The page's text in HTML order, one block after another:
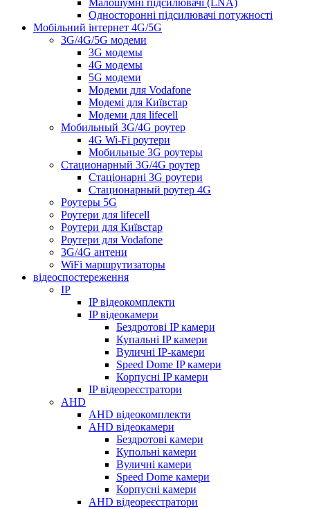
Малошумні підсилювачі (LNA)
Односторонні підсилювачі потужності
Мобільний інтернет 4G/5G
3G/4G/5G модеми
3G модемы
4G модемы
5G модеми
Модеми для Vodafone
Модемі для Київстар
Модеми для lifecell
Мобильный 3G/4G роутер
4G Wi-Fi роутери
Мобильные 3G роутеры
Стационарный 3G/4G роутер
Стаціонарні 3G роутери
Стационарный роутер 4G
Роутеры 5G
Роутери для lifecell
Роутери для Київстар
Роутери для Vodafone
3G/4G антени
WiFi маршрутизаторы
відеоспостереження
IP
IP відеокомплекти
IP відеокамери
Бездротові IP камери
Купальні IP камери
Вуличні IP-камери
Speed Dome IP камери
Корпусні IP камери
IP відеореєстратори
AHD
AHD відеокомплекти
AHD відеокамери
Бездротові камери
Купольні камери
Вуличні камери
Speed Dome камери
Корпусні камери
AHD відеореєстратори